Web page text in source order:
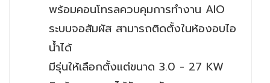
พร้อมคอนโทรลควบคุมการทำงาน AIO
ระบบจอสัมผัส สามารถติดตั้งในห้องอบไอ
น้ำได้
มีรุ่นให้เลือกตั้งแต่ขนาด 3.0 - 27 KW